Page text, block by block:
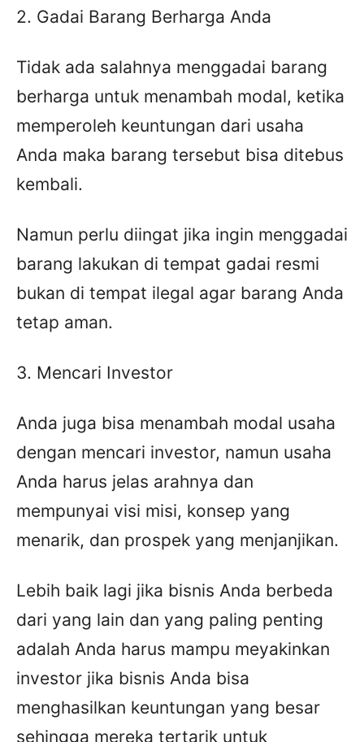
2. Gadai Barang Berharga Anda
Tidak ada salahnya menggadai barang
berharga untuk menambah modal, ketika
memperoleh keuntungan dari usaha
Anda maka barang tersebut bisa ditebus
kembali.
Namun perlu diingat jika ingin menggadai
barang lakukan di tempat gadai resmi
bukan di tempat ilegal agar barang Anda
tetap aman.
3. Mencari Investor
Anda juga bisa menambah modal usaha
dengan mencari investor, namun usaha
Anda harus jelas arahnya dan
mempunyai visi misi, konsep yang
menarik, dan prospek yang menjanjikan.
Lebih baik lagi jika bisnis Anda berbeda
dari yang lain dan yang paling penting
adalah Anda harus mampu meyakinkan
investor jika bisnis Anda bisa
menghasilkan keuntungan yang besar
sehingga mereka tertarik untuk